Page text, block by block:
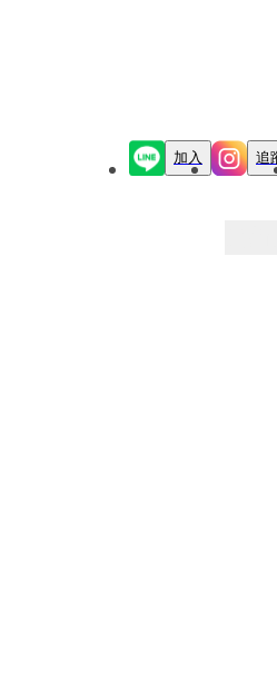
加入 追